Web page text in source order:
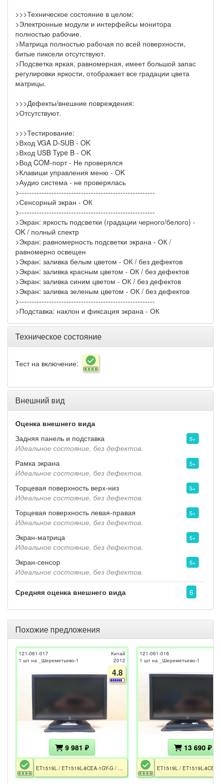
>>>Техническое состояние в целом:
>Электронные модули и интерфейсы монитора
полностью рабочие.
>Матрица полностью рабочая по всей поверхности,
битые пиксели отсутствуют.
>Подсветка яркая, равномерная, имеет большой запас
регулировки яркости, отображает все градации цвета
матрицы.
>>>Дефекты/внешние повреждения:
>Отсутствуют.
>>>Тестирование:
>Вход VGA D-SUB - OK
>Вход USB Type B - OK
>Вод COM-порт - Не проверялся
>Клавиши управления меню - OK
>Аудио система - не проверялась
>-------------------------------------------------------
>Сенсорный экран - ОК
>-------------------------------------------------------
>Экран: яркость подсветки (градации черного/белого) -
OK / полный спектр
>Экран: равномерность подсветки экрана - ОК /
равномерно освещен
>Экран: заливка белым цветом - ОК / без дефектов
>Экран: заливка красным цветом - ОК / без дефектов
>Экран: заливка синим цветом - ОК / без дефектов
>Экран: заливка зеленым цветом - ОК / без дефектов
>-------------------------------------------------------
>Подставка: наклон и фиксация экрана - ОК
Техническое состояние
Тест на включение:
Внешний вид
Оценка внешнего вида
Задняя панель и подставка
5+
Идеальное состояние, без дефектов.
Рамка экрана
5+
Идеальное состояние, без дефектов.
Торцевая поверхность верх-низ
5+
Идеальное состояние, без дефектов.
Торцевая поверхность левая-правая
5+
Идеальное состояние, без дефектов.
Экран-матрица
5+
Идеальное состояние, без дефектов.
Экран-сенсор
5+
Идеальное состояние, без дефектов.
Средняя оценка внешнего вида 6
Похожие предложения
121-061-017
1 шт на _Шереметьево-1
Китай
2012
4.8
9 981 ₽
ET1519L / ET1519L-8CEA-1GY-G / E264492 / Не полный комплект
121-061-016
1 шт на _Шереметьево-1
13 690 ₽